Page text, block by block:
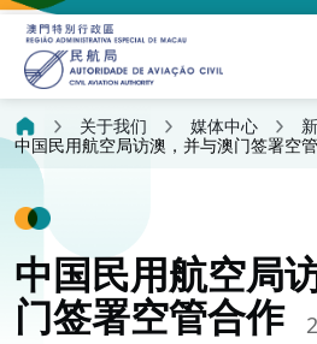
关于我们 媒体中心
中国民用航空局访澳，并与澳门签署空
中国民用航空局
门签署空管合作